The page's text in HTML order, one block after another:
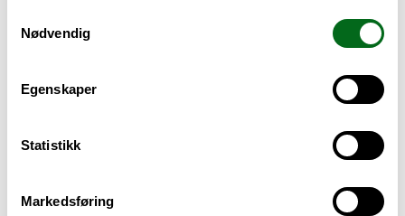
Nødvendig
Egenskaper
Statistikk
Markedsføring
project is to completely reinvent the old rural
electricity system through a transformation to
a Renewable and Smart Rural Power System
Community (RENEW).
Members: